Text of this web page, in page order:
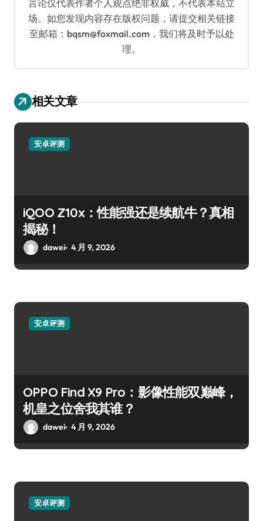
言论仅代表作者个人观点绝非权威，不代表本站立
场。如您发现内容存在版权问题，请提交相关链接
至邮箱：bqsm@foxmail.com，我们将及时予以处
理。
相关文章
安卓评测
iQOO Z10x：性能强还是续航牛？真相
揭秘！
dawei 4 月 9, 2026
安卓评测
OPPO Find X9 Pro：影像性能双巅峰，
机皇之位舍我其谁？
dawei 4 月 9, 2026
安卓评测